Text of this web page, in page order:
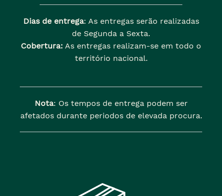
Dias de entrega: As entregas serão realizadas
de Segunda a Sexta.
Cobertura: As entregas realizam-se em todo o
território nacional.
Nota: Os tempos de entrega podem ser
afetados durante periodos de elevada procura.